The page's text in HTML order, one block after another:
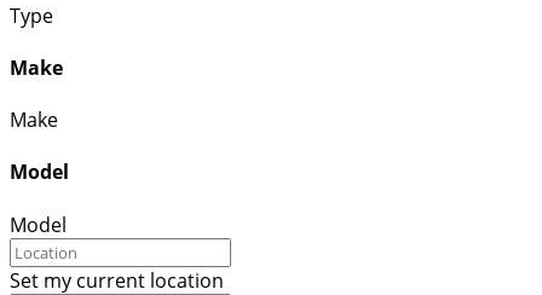
Type
Make
Make
Model
Model
Set my current location